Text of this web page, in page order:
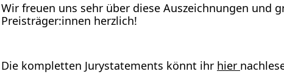
Wir freu­en uns sehr über die­se Aus­zeich­nun­gen und
Preisträger:innen herz­lich!
Die kom­plet­ten Jurystate­ments könnt ihr hier